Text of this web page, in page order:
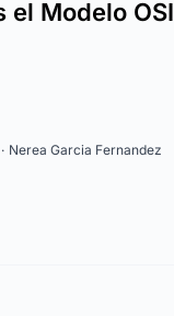
el Modelo OSI
Nerea Garcia Fernandez